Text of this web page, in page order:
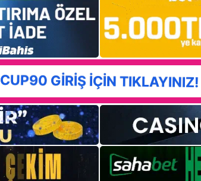
CUP90 GİRİŞ İÇİN TIKLAYINIZ!